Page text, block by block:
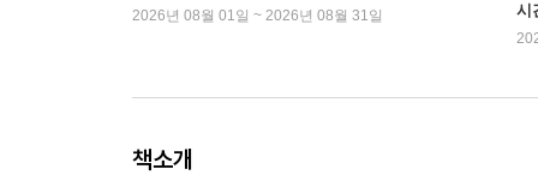
2026년 08월 01일 ~ 2026년 08월 31일
시
책소개